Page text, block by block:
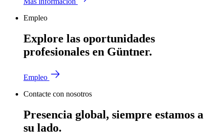
Empleo
Explore las oportunidades
profesionales en Güntner.
Empleo
Contacte con nosotros
Presencia global, siempre estamos a
su lado.